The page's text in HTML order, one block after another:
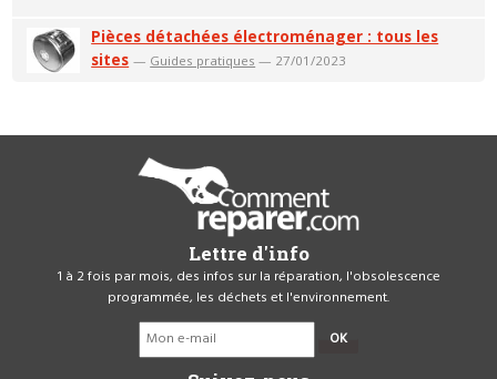
Pièces détachées électroménager : tous les
sites — Guides pratiques — 27/01/2023
Lettre d'info
1 à 2 fois par mois, des infos sur la réparation, l'obsolescence
programmée, les déchets et l'environnement.
OK